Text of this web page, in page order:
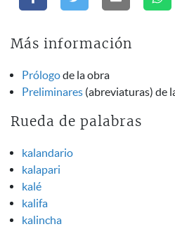
Más información
Prólogode la obra
Preliminares (abreviaturas) de
Rueda de palabras
kalandario
kalapari
kalé
kalifa
kalincha